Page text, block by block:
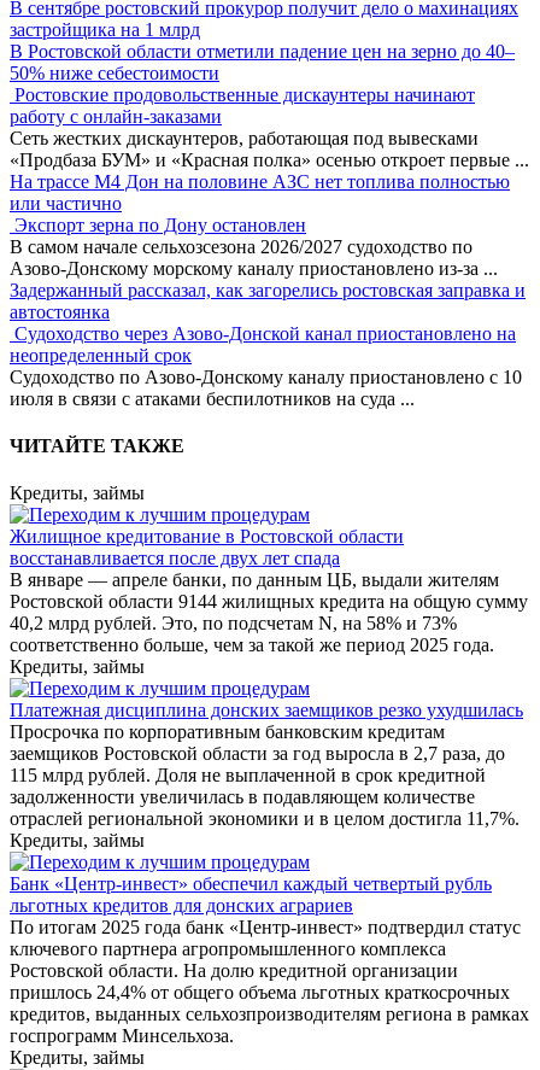
В сентябре ростовский прокурор получит дело о махинациях
застройщика на 1 млрд
В Ростовской области отметили падение цен на зерно до 40–
50% ниже себестоимости
Ростовские продовольственные дискаунтеры начинают
работу с онлайн-заказами
Сеть жестких дискаунтеров, работающая под вывесками
«Продбаза БУМ» и «Красная полка» осенью откроет первые ...
На трассе М4 Дон на половине АЗС нет топлива полностью
или частично
Экспорт зерна по Дону остановлен
В самом начале сельхозсезона 2026/2027 судоходство по
Азово-Донскому морскому каналу приостановлено из-за ...
Задержанный рассказал, как загорелись ростовская заправка и
автостоянка
Судоходство через Азово-Донской канал приостановлено на
неопределенный срок
Судоходство по Азово-Донскому каналу приостановлено с 10
июля в связи с атаками беспилотников на суда ...
ЧИТАЙТЕ ТАКЖЕ
Кредиты, займы
Жилищное кредитование в Ростовской области
восстанавливается после двух лет спада
В январе — апреле банки, по данным ЦБ, выдали жителям
Ростовской области 9144 жилищных кредита на общую сумму
40,2 млрд рублей. Это, по подсчетам N, на 58% и 73%
соответственно больше, чем за такой же период 2025 года.
Кредиты, займы
Платежная дисциплина донских заемщиков резко ухудшилась
Просрочка по корпоративным банковским кредитам
заемщиков Ростовской области за год выросла в 2,7 раза, до
115 млрд рублей. Доля не выплаченной в срок кредитной
задолженности увеличилась в подавляющем количестве
отраслей региональной экономики и в целом достигла 11,7%.
Кредиты, займы
Банк «Центр-инвест» обеспечил каждый четвертый рубль
льготных кредитов для донских аграриев
По итогам 2025 года банк «Центр-инвест» подтвердил статус
ключевого партнера агропромышленного комплекса
Ростовской области. На долю кредитной организации
пришлось 24,4% от общего объема льготных краткосрочных
кредитов, выданных сельхозпроизводителям региона в рамках
госпрограмм Минсельхоза.
Кредиты, займы